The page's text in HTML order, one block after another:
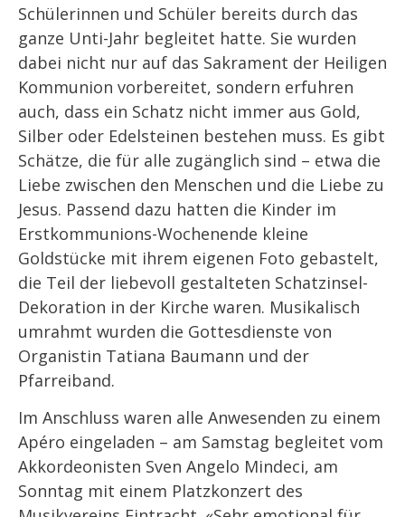
Schülerinnen und Schüler bereits durch das
ganze Unti-Jahr begleitet hatte. Sie wurden
dabei nicht nur auf das Sakrament der Heiligen
Kommunion vorbereitet, sondern erfuhren
auch, dass ein Schatz nicht immer aus Gold,
Silber oder Edelsteinen bestehen muss. Es gibt
Schätze, die für alle zugänglich sind – etwa die
Liebe zwischen den Menschen und die Liebe zu
Jesus. Passend dazu hatten die Kinder im
Erstkommunions-Wochenende kleine
Goldstücke mit ihrem eigenen Foto gebastelt,
die Teil der liebevoll gestalteten Schatzinsel-
Dekoration in der Kirche waren. Musikalisch
umrahmt wurden die Gottesdienste von
Organistin Tatiana Baumann und der
Pfarreiband.
Im Anschluss waren alle Anwesenden zu einem
Apéro eingeladen – am Samstag begleitet vom
Akkordeonisten Sven Angelo Mindeci, am
Sonntag mit einem Platzkonzert des